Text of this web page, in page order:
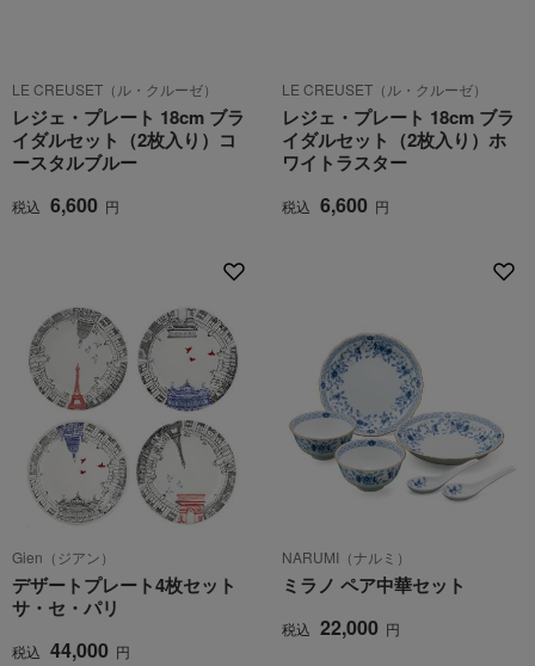
LE CREUSET（ル・クルーゼ）
レジェ・プレート 18cm ブラ
イダルセット（2枚入り）コ
ースタルブルー
税込 6,600 円
LE CREUSET（ル・クルーゼ）
レジェ・プレート 18cm ブラ
イダルセット（2枚入り）ホ
ワイトラスター
税込 6,600 円
Gien（ジアン）
デザートプレート4枚セット
サ・セ・パリ
税込 44,000 円
NARUMI（ナルミ）
ミラノ ペア中華セット
税込 22,000 円